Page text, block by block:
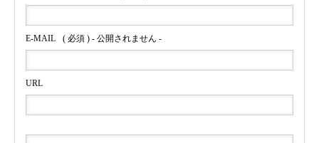
E-MAIL ( 必須 ) - 公開されません -
URL